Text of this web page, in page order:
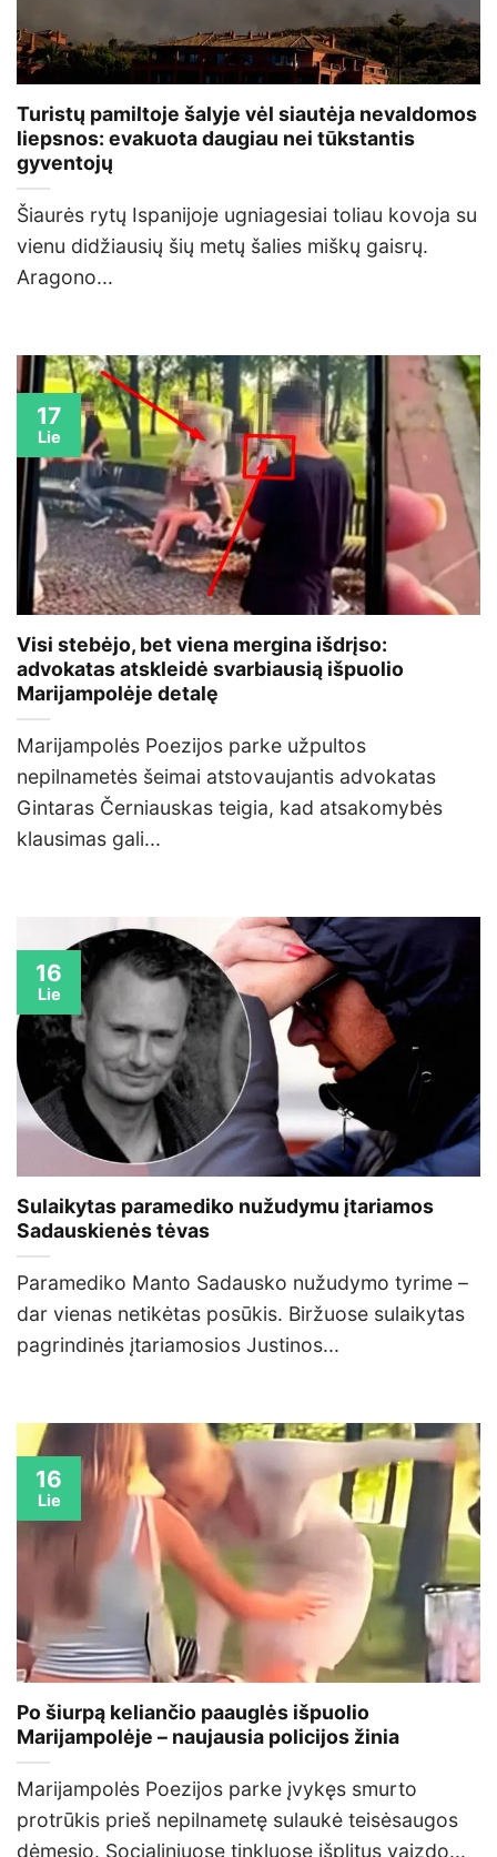
Turistų pamiltoje šalyje vėl siautėja nevaldomos
liepsnos: evakuota daugiau nei tūkstantis
gyventojų
Šiaurės rytų Ispanijoje ugniagesiai toliau kovoja su
vienu didžiausių šių metų šalies miškų gaisrų.
Aragono...
Visi stebėjo, bet viena mergina išdrįso:
advokatas atskleidė svarbiausią išpuolio
Marijampolėje detalę
Marijampolės Poezijos parke užpultos
nepilnametės šeimai atstovaujantis advokatas
Gintaras Černiauskas teigia, kad atsakomybės
klausimas gali...
17
Lie
Sulaikytas paramediko nužudymu įtariamos
Sadauskienės tėvas
Paramediko Manto Sadausko nužudymo tyrime –
dar vienas netikėtas posūkis. Biržuose sulaikytas
pagrindinės įtariamosios Justinos...
16
Lie
Po šiurpą keliančio paauglės išpuolio
Marijampolėje – naujausia policijos žinia
Marijampolės Poezijos parke įvykęs smurto
protrūkis prieš nepilnametę sulaukė teisėsaugos
dėmesio. Socialiniuose tinkluose išplitus vaizdo...
16
Lie